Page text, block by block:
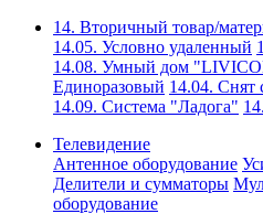
14. Вторичный товар/
14.05. Условно удаленный
14.08. Умный дом
Единоразовый 14.04. Снят
14.09. Система "Ладога"
Телевидение
Антенное оборудование
Делители и сумматоры
оборудование